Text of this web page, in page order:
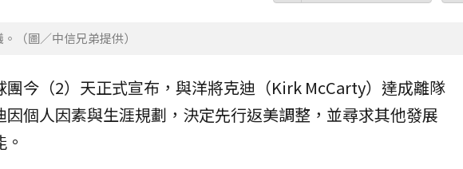
（圖／中信兄弟提供）
團今（2）天正式宣布，與洋將克迪 （Kirk McCarty）達成離隊
因個人因素與生涯規劃，決定先行返美調整，並尋求其他發展